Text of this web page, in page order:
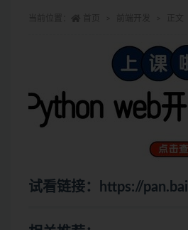
试看链接： https://